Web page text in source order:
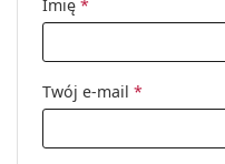
Kategoria:
Marka:
Kod:
Imię *
Twój e-mail *